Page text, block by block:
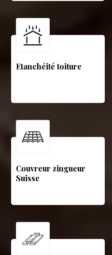
Etanchéité toiture
Couvreur zingueur
Suisse